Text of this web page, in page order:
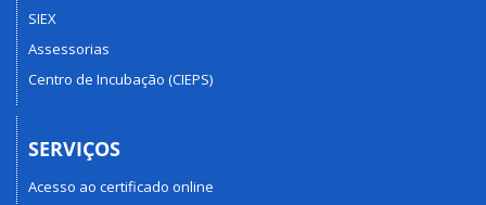
SIEX
Assessorias
Centro de Incubação (CIEPS)
SERVIÇOS
Acesso ao certificado online